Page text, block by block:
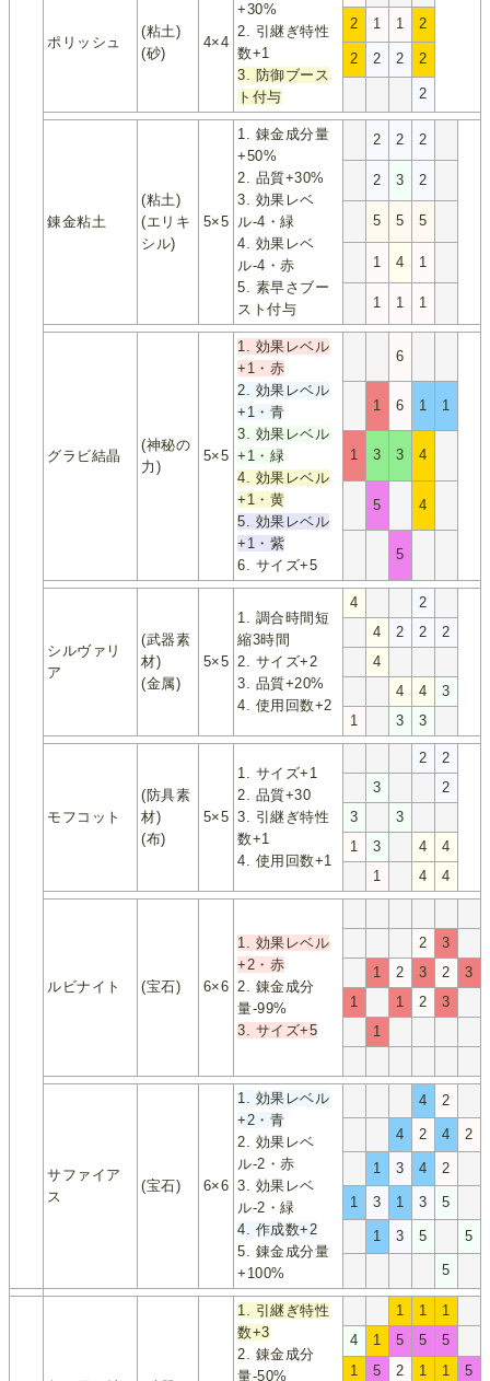
ポリッシュ
(粘土)
(砂)
4×4
+30%
2. 引継ぎ特性
数+1
3. 防御ブース
ト付与
2 1 1 2
2 2 2 2
2
錬金粘土
(粘土)
(エリキ
シル)
5×5
1. 錬金成分量
+50%
2. 品質+30%
3. 効果レベ
ル-4・緑
4. 効果レベ
ル-4・赤
5. 素早さブー
スト付与
2 2 2
2 3 2
5 5 5
1 4 1
1 1 1
グラビ結晶
(神秘の
力)
5×5
1. 効果レベル
+1・赤
2. 効果レベル
+1・青
3. 効果レベル
+1・緑
4. 効果レベル
+1・黄
5. 効果レベル
+1・紫
6. サイズ+5
6
1 6 1 1
1 3 3 4
5 4
5
シルヴァリ
ア
(武器素
材)
(金属)
5×5
1. 調合時間短
縮3時間
2. サイズ+2
3. 品質+20%
4. 使用回数+2
4
2
4
2 2
2
4
4
4
3
1
3 3
モフコット
(防具素
材)
(布)
5×5
1. サイズ+1
2. 品質+30
3. 引継ぎ特性
数+1
4. 使用回数+1
2
2
3
2
3
3
1
3 4
4
1
4 4
ルビナイト (宝石) 6×6
1. 効果レベル
+2・赤
2. 錬金成分
量-99%
3. サイズ+5
2
3
1
2 3 2
3
1
1 2
3
1
サファイア
ス
(宝石) 6×6
1. 効果レベル
+2・青
2. 効果レベ
ル-2・赤
3. 効果レベ
ル-2・緑
4. 作成数+2
5. 錬金成分量
+100%
4 2
4 2 4 2
1 3 4 2
1 3 1 3 5
1 3 5 5
5
1. 引継ぎ特性
数+3
2. 錬金成分
量-50%
1 1
1
4
1 5 5
5
1
5 2 1 1 5